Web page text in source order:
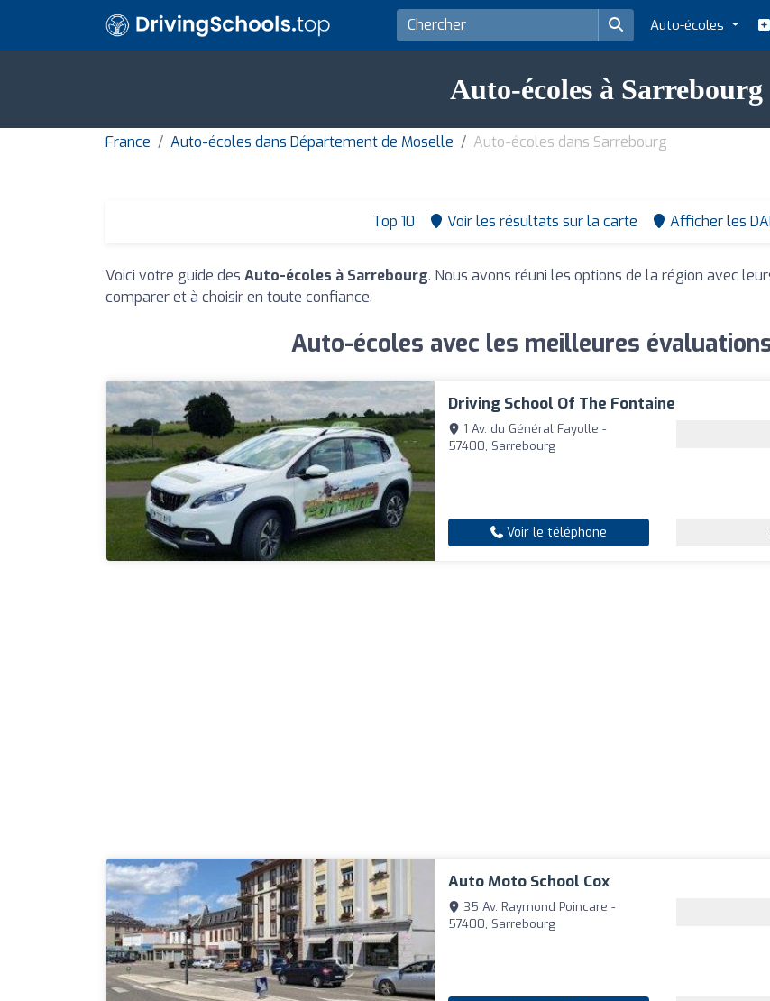
Auto-écoles
Auto-écoles à Sarrebourg
France Auto-écoles dans Département de Moselle Auto-écoles dans Sarrebourg
Top 10 Voir les résultats sur la carte Afficher les
Voici votre guide des Auto-écoles à Sarrebourg. Nous avons réuni les options de la région avec
comparer et à choisir en toute confiance.
Auto-écoles avec les meilleures
Driving School Of The Fontaine
1 Av. du Général Fayolle -
57400, Sarrebourg
Voir le téléphone
Auto Moto School Cox
35 Av. Raymond Poincare -
57400, Sarrebourg